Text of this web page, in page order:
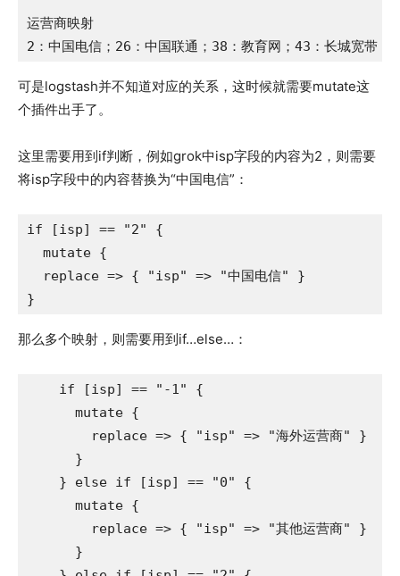
运营商映射
2：中国电信；26：中国联通；38：教育网；43：长城宽带
可是logstash并不知道对应的关系，这时候就需要mutate这
个插件出手了。
这里需要用到if判断，例如grok中isp字段的内容为2，则需要
将isp字段中的内容替换为“中国电信”：
if [isp] == "2" {
  mutate {
  replace => { "isp" => "中国电信" }
那么多个映射，则需要用到if…else…：
    if [isp] == "-1" {
      mutate {
        replace => { "isp" => "海外运营商" }
      }
    } else if [isp] == "0" {
      mutate {
        replace => { "isp" => "其他运营商" }
      }